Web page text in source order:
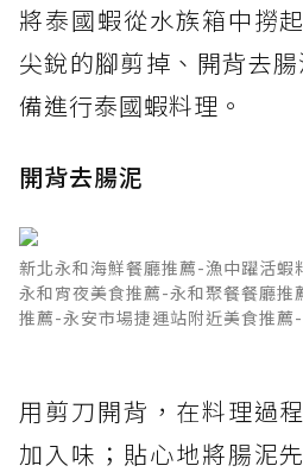
將泰國蝦從水族箱中撈
尖銳的腳剪掉、開背去
備進行泰國蝦料理。
開背去腸泥
新北永和海鮮餐廳推薦-漁中躍活
永和宵夜美食推薦-永和聚餐餐廳
推薦-永安市場捷運站附近美食推
用剪刀開背，在料理過
加入味；貼心地將腸泥